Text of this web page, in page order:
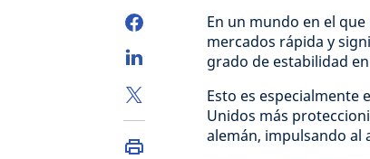
En un mundo en el
mercados rápida y
grado de estabilidad
Esto es especialmente
Unidos más
alemán, impulsando al